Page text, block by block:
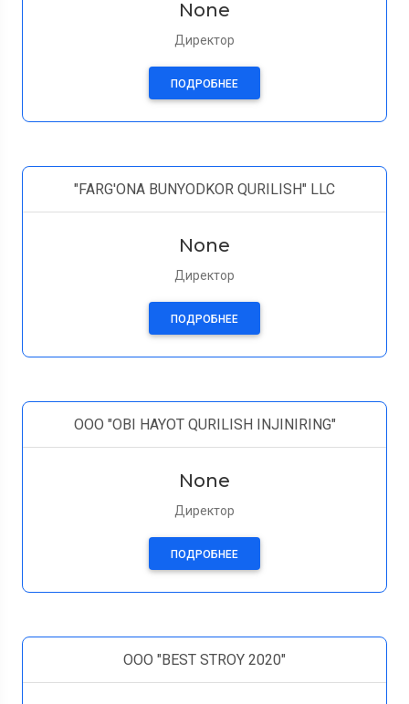
None
Директор
ПОДРОБНЕЕ
"FARG'ONA BUNYODKOR QURILISH" LLC
None
Директор
ПОДРОБНЕЕ
OOO "OBI HAYOT QURILISH INJINIRING"
None
Директор
ПОДРОБНЕЕ
OOO "BEST STROY 2020"